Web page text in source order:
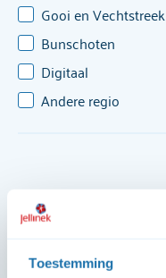
Toestemming
Gooi en Vechtstreek
Bunschoten
Digitaal
Andere regio
Zoek op aanbod [70]
35 resultaten